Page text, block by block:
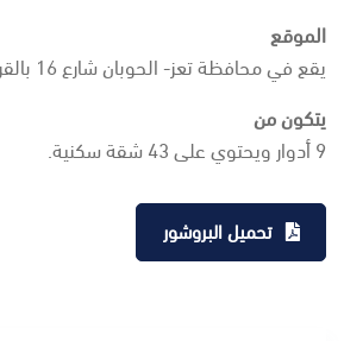
الموقع
يقع في محافظة تعز- الحوبان شارع 16 بالقرب من جولة سوفتيل.
يتكون من
9 أدوار ويحتوي على 43 شقة سكنية.
تحميل البروشور